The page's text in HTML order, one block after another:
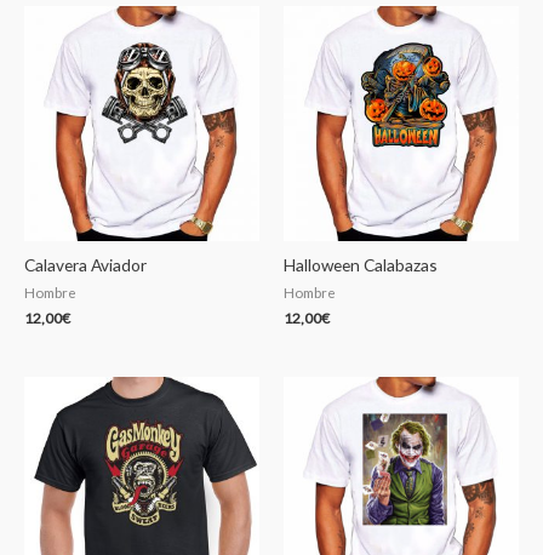
Calavera Aviador
Hombre
12,00€
Halloween Calabazas
Hombre
12,00€